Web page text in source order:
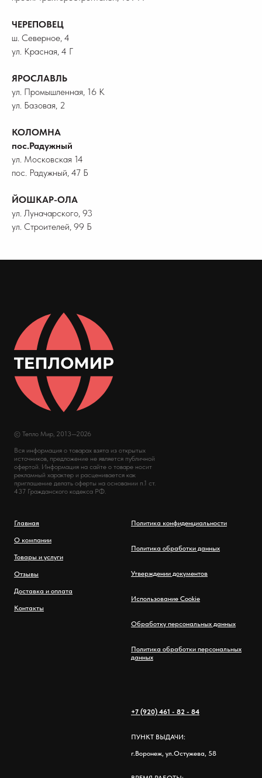
ЧЕРЕПОВЕЦ
ш. Северное, 4
ул. Красная, 4 Г
ЯРОСЛАВЛЬ
ул. Промышленная, 16 К
ул. Базовая, 2
КОЛОМНА
пос.Радужный
ул. Московская 14
пос. Радужный, 47 Б
ЙОШКАР-ОЛА
ул. Луначарского, 93
ул. Строителей, 99 Б
© Тепло Мир, 2013—2026
Вся информация о товарах взята из открытых
источников, предложение не является публичной
офертой. Информация на сайте о товаре носит
рекламный характер и расценивается как
приглашение делать оферты на основании п.1 ст.
437 Гражданского кодекса РФ.
Главная
О компании
Товары и услуги
Отзывы
Доставка и оплата
Контакты
Политика конфиденциальности
Политика обработки данных
Утверждении документов
Использование Cookie
Обработку персональных данных
Политика обработки персональных
данных
+7 (920) 461 - 82 - 84
ПУНКТ ВЫДАЧИ:
г.Воронеж, ул.Остужева, 58